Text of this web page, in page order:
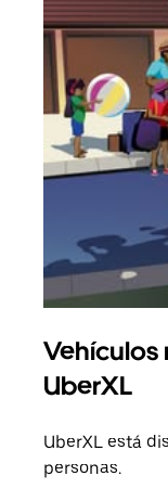
Vehículos
UberXL
UberXL está
personas.